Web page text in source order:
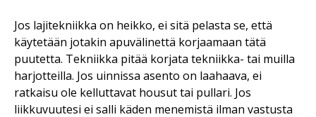
Jos lajitekniikka on heikko, ei sitä pelasta se, että
käytetään jotakin apuvälinettä korjaamaan tätä
puutetta. Tekniikka pitää korjata tekniikka- tai muilla
harjotteilla. Jos uinnissa asento on laahaava, ei
ratkaisu ole kelluttavat housut tai pullari. Jos
liikkuvuutesi ei salli käden menemistä ilman vastusta